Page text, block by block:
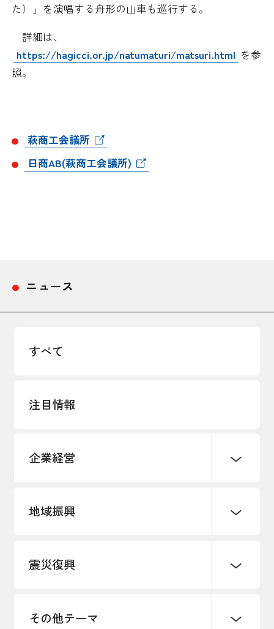
情報公開
アクセス
所信
た）」を演唱する舟形の山車も巡行する。
詳細は、
https://hagicci.or.jp/natumaturi/matsuri.html を参
照。
萩商工会議所
日商AB(萩商工会議所)
ニュース
すべて
注目情報
企業経営
創業
事業承継・引継ぎ支援
雇用・労働・人材確保
地域振興
まちづくり
震災復興
令和６年能登半島地震関連
その他テーマ